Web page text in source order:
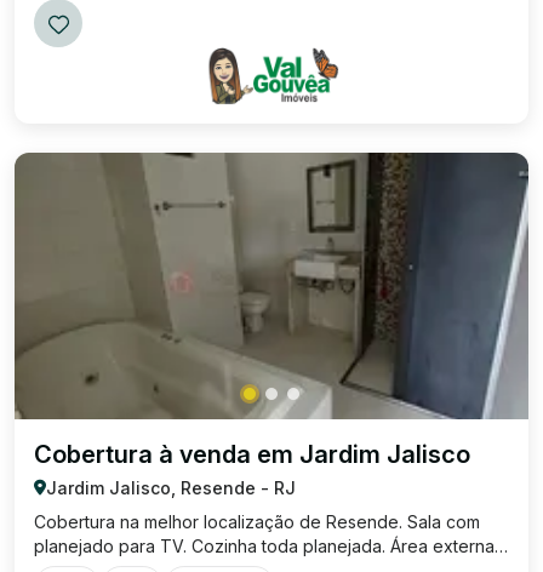
Cobertura à venda em Jardim Jalisco
Jardim Jalisco, Resende - RJ
Cobertura na melhor localização de Resende. Sala com
planejado para TV. Cozinha toda planejada. Área externa